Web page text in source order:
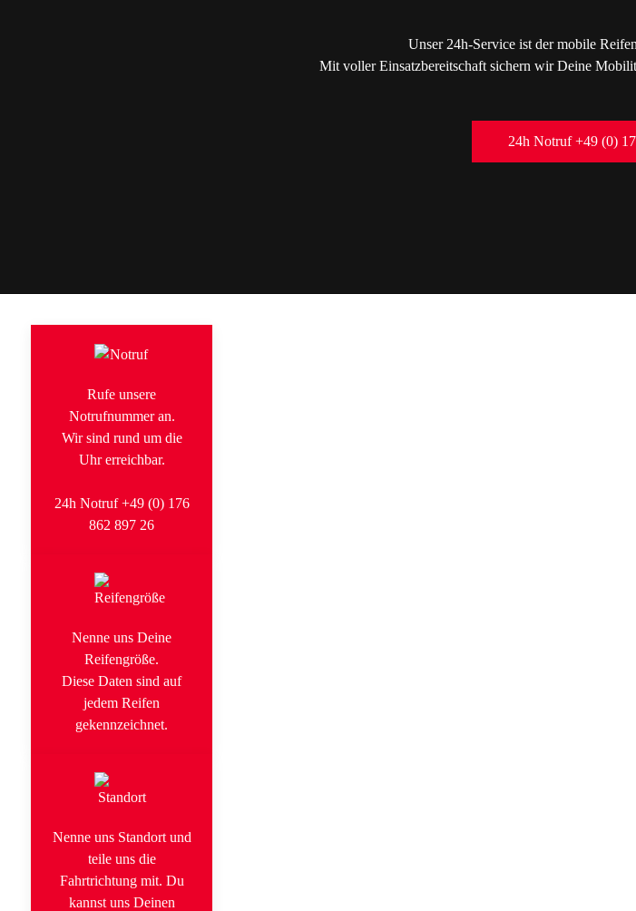
Unser 24h-Service ist der mobile
Mit voller Einsatzbereitschaft sichern wir Deine
24h Notruf +49 (0)
Rufe unsere
Notrufnummer an.
Wir sind rund um die
Uhr erreichbar.
24h Notruf +49 (0) 176
862 897 26
Nenne uns Deine
Reifengröße.
Diese Daten sind auf
jedem Reifen
gekennzeichnet.
Nenne uns Standort und
teile uns die
Fahrtrichtung mit. Du
kannst uns Deinen